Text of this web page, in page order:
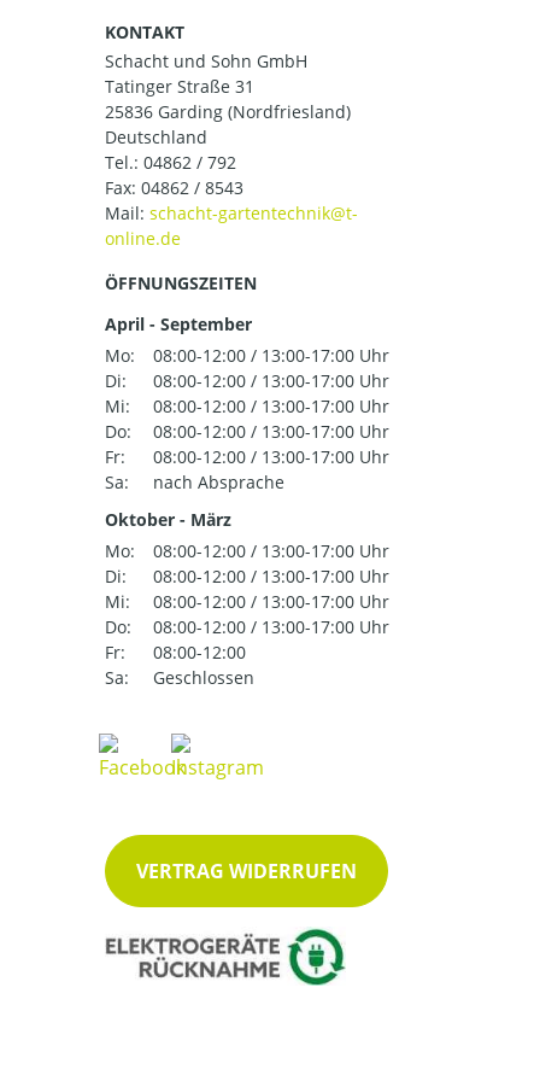
KONTAKT
Schacht und Sohn GmbH
Tatinger Straße 31
25836 Garding (Nordfriesland)
Deutschland
Tel.: 04862 / 792
Fax: 04862 / 8543
Mail:
ÖFFNUNGSZEITEN
April - September
Mo:
08:00-12:00 / 13:00-17:00 Uhr
Di:
08:00-12:00 / 13:00-17:00 Uhr
Mi:
08:00-12:00 / 13:00-17:00 Uhr
Do:
08:00-12:00 / 13:00-17:00 Uhr
Fr:
08:00-12:00 / 13:00-17:00 Uhr
Sa:
nach Absprache
Oktober - März
Mo:
08:00-12:00 / 13:00-17:00 Uhr
Di:
08:00-12:00 / 13:00-17:00 Uhr
Mi:
08:00-12:00 / 13:00-17:00 Uhr
Do:
08:00-12:00 / 13:00-17:00 Uhr
Fr:
08:00-12:00
Sa:
Geschlossen
VERTRAG WIDERRUFEN